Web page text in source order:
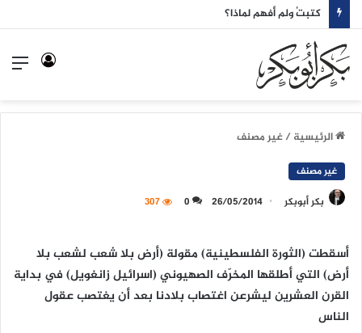
كتبتُ ولم أفهم لماذا؟
تسجيل
الرئيسية/غير مصنف
غير مصنف
بكر أبوبكر
26/05/2014
0
307
أسقطت (الثورة الفلسطينية) مقولة (أرض بلا شعب لشعب بلا
أرض) التي أطلقها المخرّف الصهيوني (اسرائيل زانغويل) في بداية
القرن العشرين ليشرعن اغتصاب بلادنا بعد أن يغتصب عقول
الناس